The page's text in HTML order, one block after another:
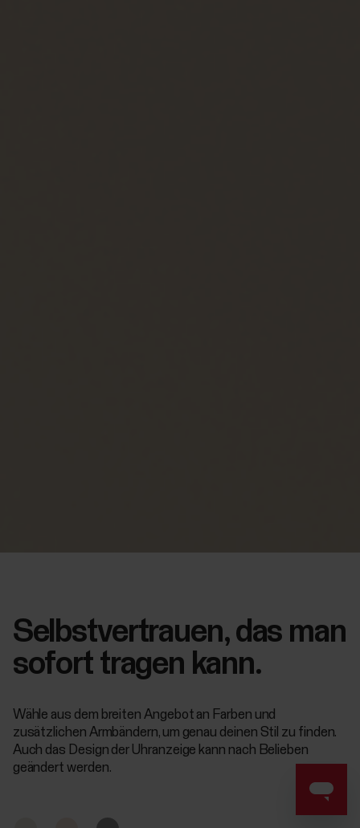
Selbstvertrauen, das man
sofort tragen kann.
Wähle aus dem breiten Angebot an Farben und
zusätzlichen Armbändern, um genau deinen Stil zu finden.
Auch das Design der Uhranzeige kann nach Belieben
geändert werden.